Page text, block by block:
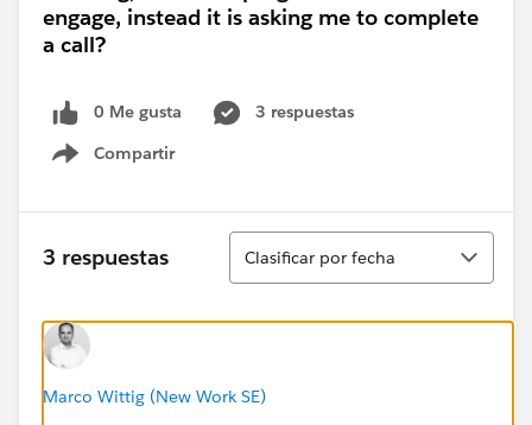
engage, instead it is asking me to complete
a call?
0 Me gusta
3 respuestas
Compartir
Show menu
3 respuestas
Ordenar
Clasificar por fecha
Marco Wittig (New Work SE)